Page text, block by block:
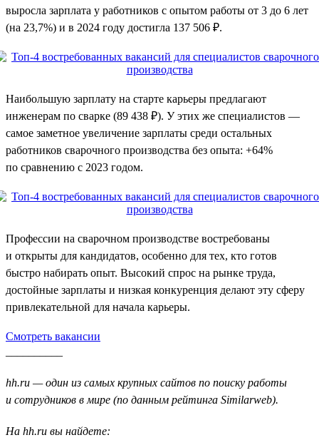
выросла зарплата у работников с опытом работы от 3 до 6 лет
(на 23,7%) и в 2024 году достигла 137 506 ₽.
Наибольшую зарплату на старте карьеры предлагают
инженерам по сварке (89 438 ₽). У этих же специалистов —
самое заметное увеличение зарплаты среди остальных
работников сварочного производства без опыта: +64%
по сравнению с 2023 годом.
Профессии на сварочном производстве востребованы
и открыты для кандидатов, особенно для тех, кто готов
быстро набирать опыт. Высокий спрос на рынке труда,
достойные зарплаты и низкая конкуренция делают эту сферу
привлекательной для начала карьеры.
Смотреть вакансии
hh.ru — один из самых крупных сайтов по поиску работы
и сотрудников в мире (по данным рейтинга Similarweb).
На hh.ru вы найдете: